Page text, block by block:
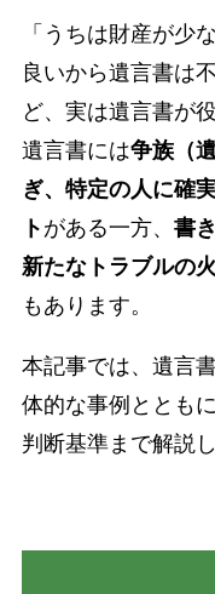
「うちは財産が少
良いから遺言書は
ど、実は遺言書が
遺言書には争族（
ぎ、特定の人に確
ト がある一方、 書
新たなトラブルの
もあります。
本記事では、遺言
体的な事例ととも
判断基準まで解説し